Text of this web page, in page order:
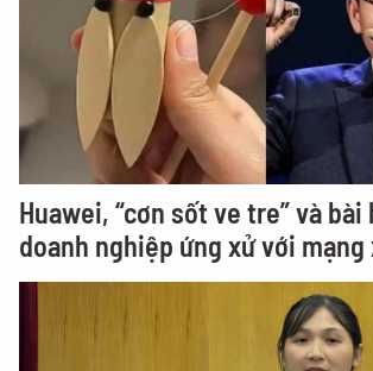
Huawei, “cơn sốt ve tre” và bài
doanh nghiệp ứng xử với mạng